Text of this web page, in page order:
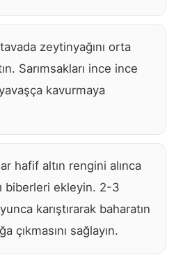
zeytinyağını orta
Sarımsakları ince ince
kavurmaya
hafif altın rengini alınca
biberleri ekleyin. 2-3
karıştırarak baharatın
çıkmasını sağlayın.